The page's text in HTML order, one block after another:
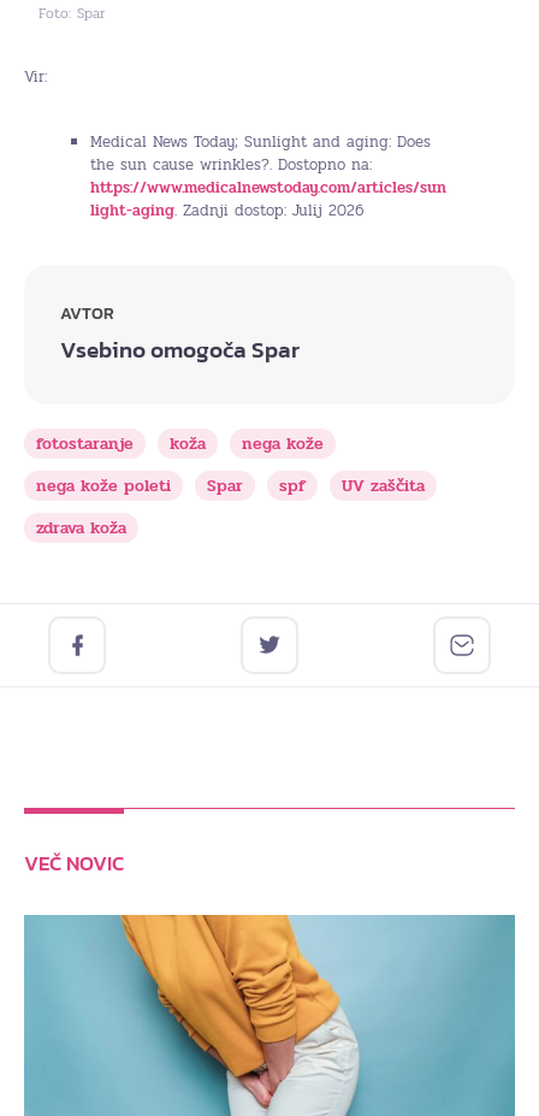
Foto: Spar
Vir:
Medical News Today; Sunlight and aging: Does
the sun cause wrinkles?. Dostopno na:
https://www.medicalnewstoday.com/articles/sun
light-aging. Zadnji dostop: Julij 2026
AVTOR
Vsebino omogoča Spar
fotostaranje koža
nega kože
nega kože poleti
Spar spf
UV zaščita
zdrava koža
VEČ NOVIC